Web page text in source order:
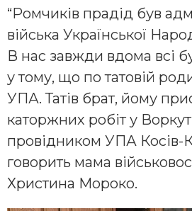
“Ромчиків прадід був
війська Української
В нас завжди вдома всі
у тому, що по татовій
УПА. Татів брат, йому
каторжних робіт у
провідником УПА Косів-
говорить мама
Христина Мороко.